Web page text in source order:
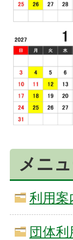
メニ
利用案
団体利